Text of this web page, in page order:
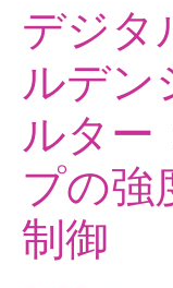
デジタ
ルデン
ルター
プの強
制御